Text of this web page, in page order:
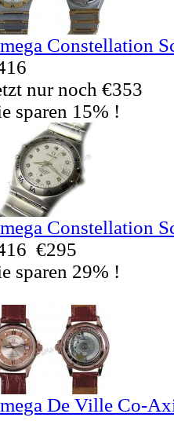
Constellation
nur noch €353
sparen 15% !
Constellation
€295
sparen 29% !
De Ville Co-